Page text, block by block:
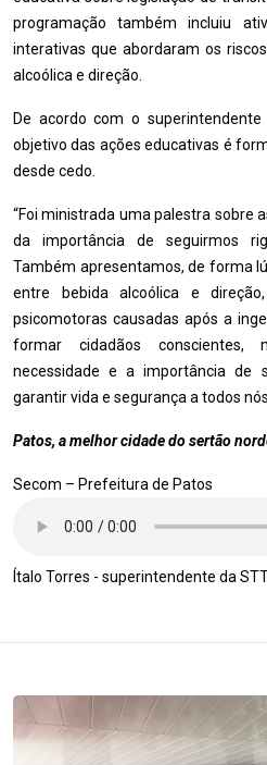
programação também incluiu
interativas que abordaram os
alcoólica e direção.
De acordo com o
objetivo das ações educativas é
desde cedo.
“Foi ministrada uma palestra sobre
da importância de seguirmos
Também apresentamos, de forma
entre bebida alcoólica e
psicomotoras causadas após a
formar cidadãos
necessidade e a importância de
garantir vida e segurança a todos
Patos, a melhor cidade do sertão
Secom – Prefeitura de Patos
Ítalo Torres - superintendente da